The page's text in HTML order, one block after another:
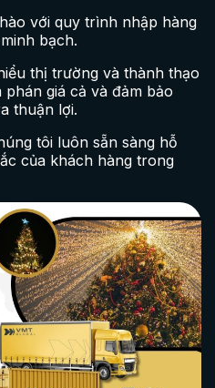
với quy trình nhập hàng
bạch.
thị trường và thành thạo
giá cả và đảm bảo
thuận lợi.
tôi luôn sẵn sàng hỗ
của khách hàng trong